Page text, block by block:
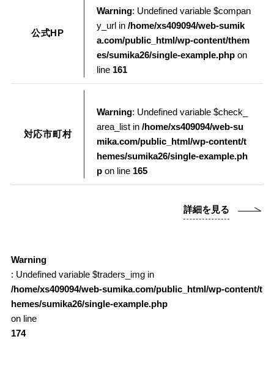
公式HP
Warning: Undefined variable $compan
y_url in /home/xs409094/web-sumik
a.com/public_html/wp-content/them
es/sumika26/single-example.phpon
line 161
対応市町村
Warning: Undefined variable $check_
area_list in /home/xs409094/web-su
mika.com/public_html/wp-content/t
hemes/sumika26/single-example.ph
pon line 165
詳細を見る
Warning
: Undefined variable $traders_img in
/home/xs409094/web-sumika.com/public_html/wp-content/t
hemes/sumika26/single-example.php
on line
174